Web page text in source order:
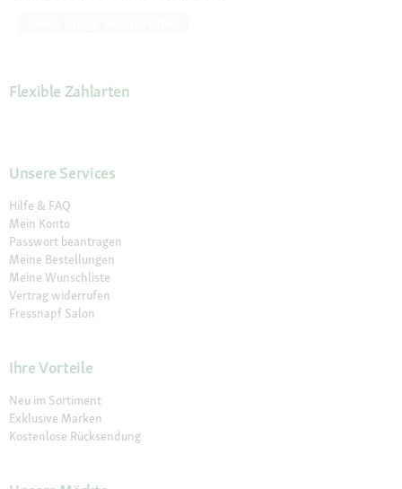
Flexible Zahlarten
Unsere Services
Hilfe & FAQ
Mein Konto
Passwort beantragen
Meine Bestellungen
Meine Wunschliste
Vertrag widerrufen
Fressnapf Salon
Ihre Vorteile
Neu im Sortiment
Exklusive Marken
Kostenlose Rücksendung